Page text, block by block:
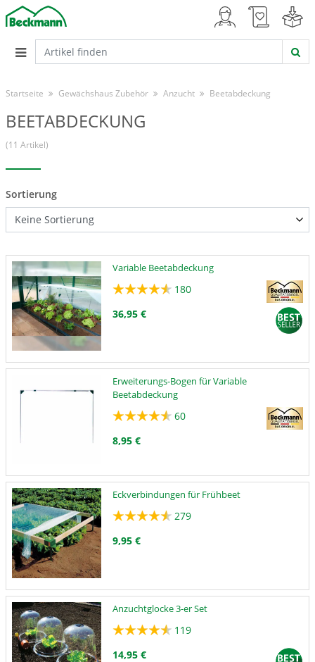
Startseite Gewächshaus Zubehör Anzucht Beetabdeckung
BEETABDECKUNG
(11 Artikel)
Sortierung
Variable Beetabdeckung
180
36,95 €
Erweiterungs-Bogen für Variable
Beetabdeckung
60
8,95 €
Eckverbindungen für Frühbeet
279
9,95 €
Anzuchtglocke 3-er Set
119
14,95 €